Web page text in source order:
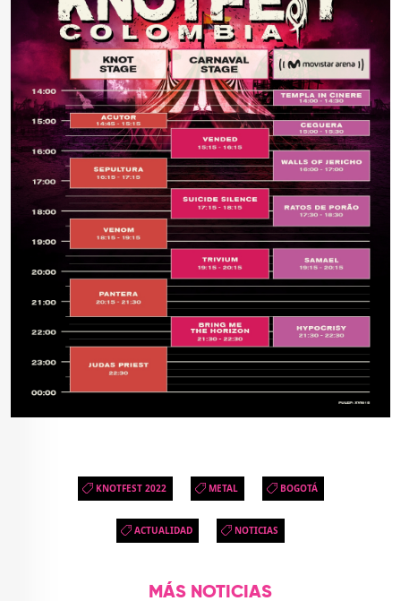
KNOTFEST 2022 METAL BOGOTÁ
ACTUALIDAD NOTICIAS
MÁS NOTICIAS